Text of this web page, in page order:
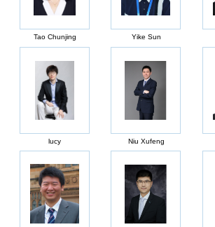
Tao Chunjing Yike Sun
lucy Niu Xufeng